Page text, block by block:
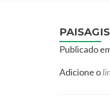
conteúdo
Publicado
Adicione o